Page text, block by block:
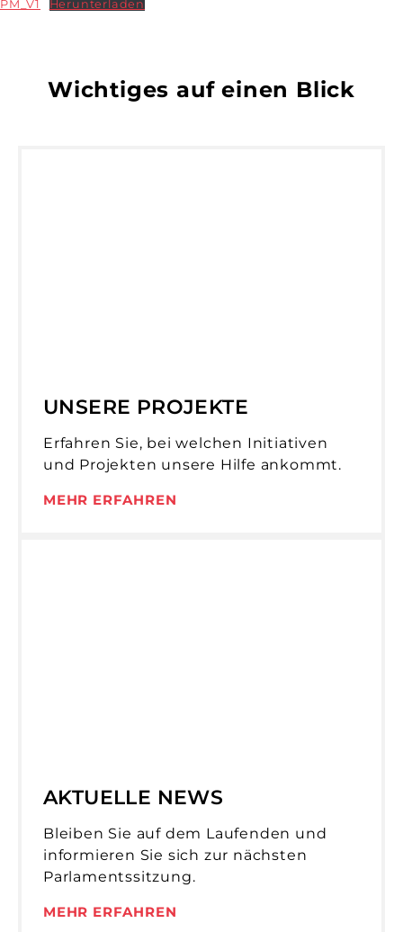
PM_V1 Herunterladen
Wichtiges auf einen Blick
UNSERE PROJEKTE
Erfahren Sie, bei welchen Initiativen
und Projekten unsere Hilfe ankommt.
MEHR ERFAHREN
AKTUELLE NEWS
Bleiben Sie auf dem Laufenden und
informieren Sie sich zur nächsten
Parlamentssitzung.
MEHR ERFAHREN